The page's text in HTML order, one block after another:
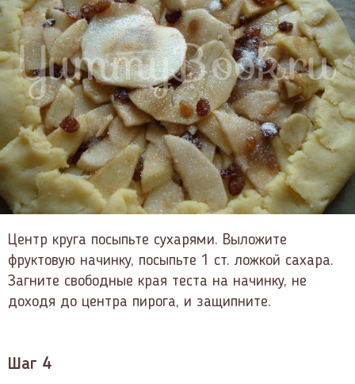
Центр круга посыпьте сухарями. Выложите
фруктовую начинку, посыпьте 1 ст. ложкой сахара.
Загните свободные края теста на начинку, не
доходя до центра пирога, и защипните.
Шаг 4